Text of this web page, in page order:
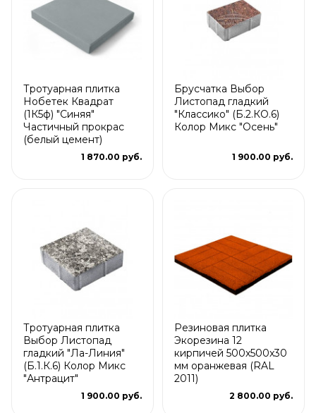
Тротуарная плитка
Нобетек Квадрат
(1К5ф) "Синяя"
Частичный прокрас
(белый цемент)
1 870.00 руб.
Брусчатка Выбор
Листопад гладкий
"Классико" (Б.2.КО.6)
Колор Микс "Осень"
1 900.00 руб.
Тротуарная плитка
Выбор Листопад
гладкий "Ла-Линия"
(Б.1.К.6) Колор Микс
"Антрацит"
1 900.00 руб.
Резиновая плитка
Экорезина 12
кирпичей 500x500x30
мм оранжевая (RAL
2011)
2 800.00 руб.